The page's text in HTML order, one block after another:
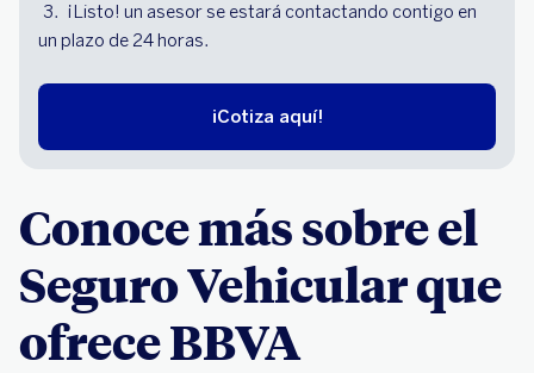
¡Listo! un asesor se estará contactando contigo en
un plazo de 24 horas.
¡Cotiza aquí!
Conoce más sobre el
Seguro Vehicular que
ofrece BBVA